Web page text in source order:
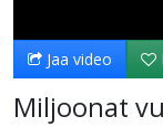
Jaa video
Miljoonat